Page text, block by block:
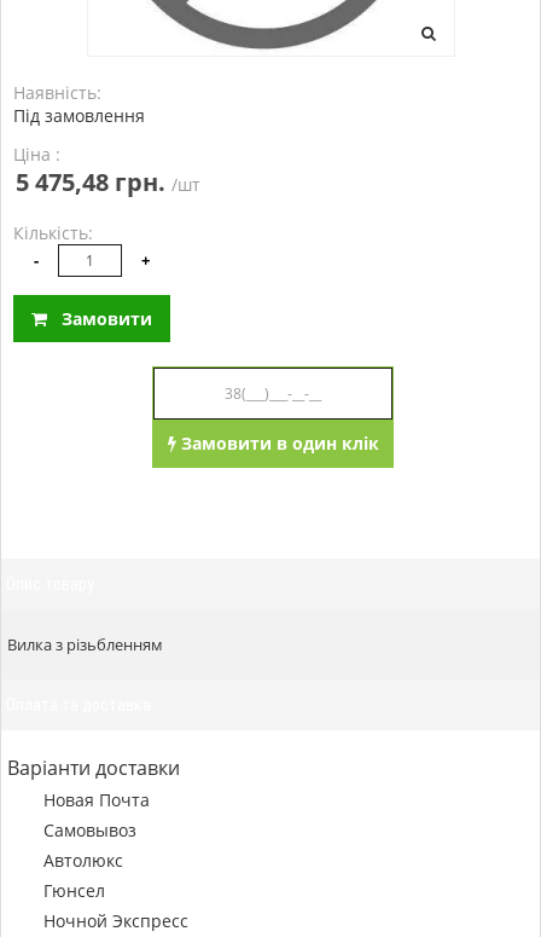
Наявність:
Під замовлення
Ціна :
5 475,48 грн. /шт
Кількість:
- +
Замовити
Замовити в один клік
Вилка з різьбленням
Варіанти доставки
Новая Почта
Самовывоз
Автолюкс
Гюнсел
Ночной Экспресс